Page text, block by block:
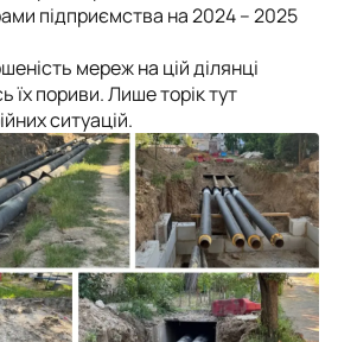
підприємства на 2024 – 2025
мереж на цій ділянці
їх пориви. Лише торік тут
ситуацій.